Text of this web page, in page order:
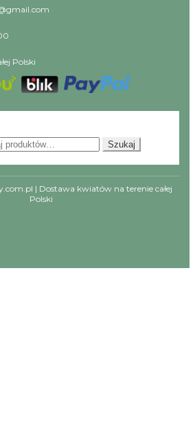
Polski
Szukaj
| Dostawa kwiatów na terenie całej
Polski